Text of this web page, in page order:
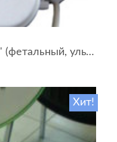
Допплер ЧССП "BF-500++" (фетальный, ультразвуковой)
Хит!